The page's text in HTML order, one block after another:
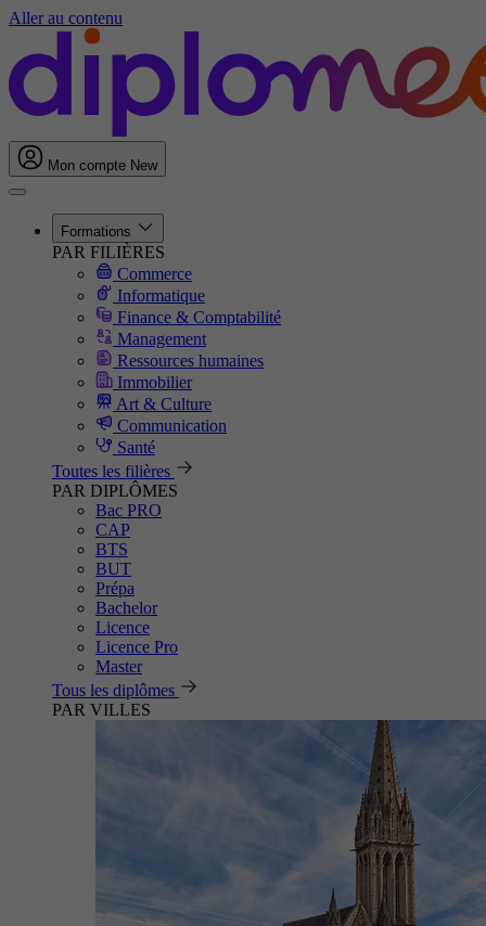
Aller au contenu
Mon compte New
Formations
PAR FILIÈRES
Commerce
Informatique
Finance & Comptabilité
Management
Ressources humaines
Immobilier
Art & Culture
Communication
Santé
Toutes les filières
PAR DIPLÔMES
Bac PRO
CAP
BTS
BUT
Prépa
Bachelor
Licence
Licence Pro
Master
Tous les diplômes
PAR VILLES